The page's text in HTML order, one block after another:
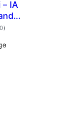
IA
total
de
)